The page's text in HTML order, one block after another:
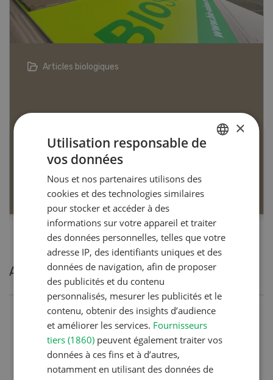
Articles biologiques
Dossier Articles biologiques
EN SAVOIR PLUS
Articles les plus lues
Production animale
Noms de vaches en Suisse :
liste de A à Z
×
Utilisation responsable de
vos données
Nous et nos partenaires utilisons des
cookies et des technologies similaires
pour stocker et accéder à des
informations sur votre appareil et traiter
des données personnelles, telles que votre
adresse IP, des identifiants uniques et des
données de navigation, afin de proposer
des publicités et du contenu
personnalisés, mesurer les publicités et le
contenu, obtenir des insights d’audience
et améliorer les services. Fournisseurs
tiers (1860) peuvent également traiter vos
données à ces fins et à d’autres,
notamment en utilisant des données de